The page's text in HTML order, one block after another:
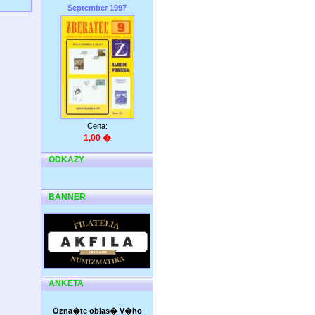
September 1997
Cena:
1,00 �
ODKAZY
BANNER
ANKETA
Ozna�te oblas� V�ho